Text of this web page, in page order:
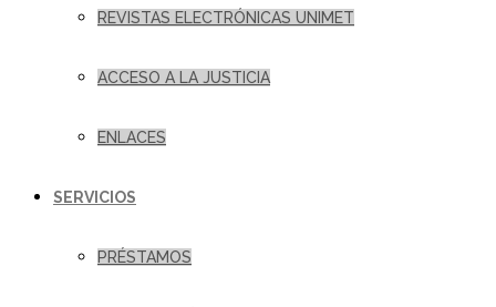
REVISTAS ELECTRÓNICAS UNIMET
ACCESO A LA JUSTICIA
ENLACES
SERVICIOS
PRÉSTAMOS